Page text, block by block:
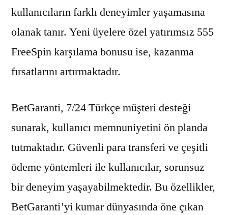
kullanıcıların farklı deneyimler yaşamasına
olanak tanır. Yeni üyelere özel yatırımsız 555
FreeSpin karşılama bonusu ise, kazanma
fırsatlarını artırmaktadır.
BetGaranti, 7/24 Türkçe müşteri desteği
sunarak, kullanıcı memnuniyetini ön planda
tutmaktadır. Güvenli para transferi ve çeşitli
ödeme yöntemleri ile kullanıcılar, sorunsuz
bir deneyim yaşayabilmektedir. Bu özellikler,
BetGaranti’yi kumar dünyasında öne çıkan